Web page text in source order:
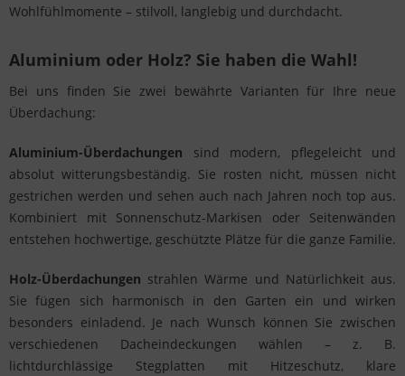
Wohlfühlmomente – stilvoll, langlebig und durchdacht.
Aluminium oder Holz? Sie haben die Wahl!
Bei uns finden Sie zwei bewährte Varianten für Ihre neue
Überdachung:
Aluminium-Überdachungen sind modern, pflegeleicht und
absolut witterungsbeständig. Sie rosten nicht, müssen nicht
gestrichen werden und sehen auch nach Jahren noch top aus.
Kombiniert mit Sonnenschutz-Markisen oder Seitenwänden
entstehen hochwertige, geschützte Plätze für die ganze Familie.
Holz-Überdachungen strahlen Wärme und Natürlichkeit aus.
Sie fügen sich harmonisch in den Garten ein und wirken
besonders einladend. Je nach Wunsch können Sie zwischen
verschiedenen Dacheindeckungen wählen – z. B.
lichtdurchlässige Stegplatten mit Hitzeschutz, klare